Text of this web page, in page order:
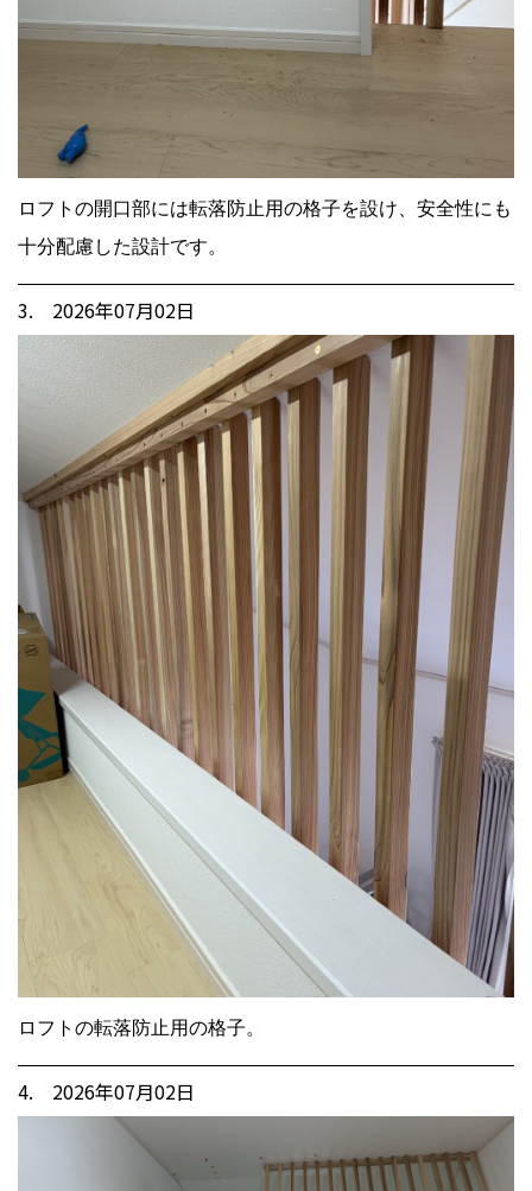
ロフトの開口部には転落防止用の格子を設け、安全性にも
十分配慮した設計です。
3. 2026年07月02日
ロフトの転落防止用の格子。
4. 2026年07月02日